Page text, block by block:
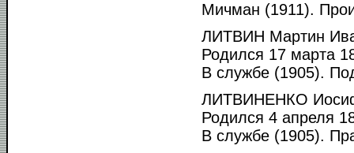
Мичман (1911).
ЛИТВИН Мартин
Родился 17 марта
В службе (1905).
ЛИТВИНЕНКО
Родился 4 апреля
В службе (1905).